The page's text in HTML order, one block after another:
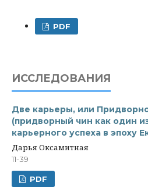
PDF
ИССЛЕДОВАНИЯ
Две карьеры, или
(придворный чин как один
карьерного успеха в эпоху
Дарья Оксамитная
11-39
PDF